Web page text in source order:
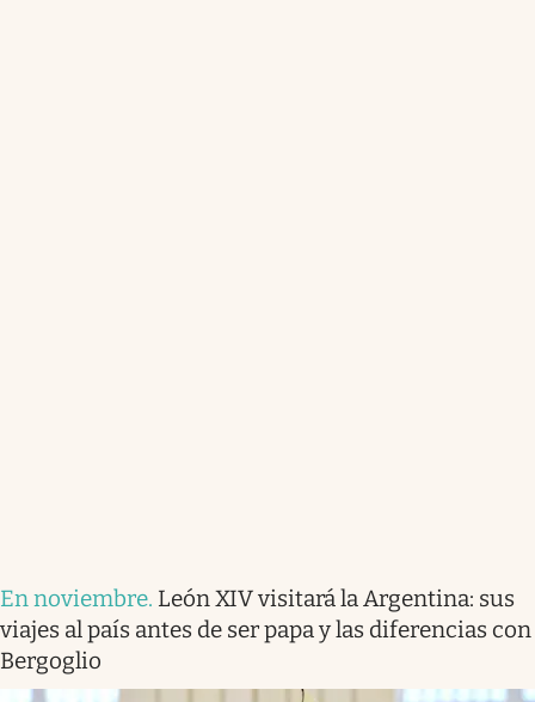
En noviembre. León XIV visitará la Argentina: sus
viajes al país antes de ser papa y las diferencias con
Bergoglio